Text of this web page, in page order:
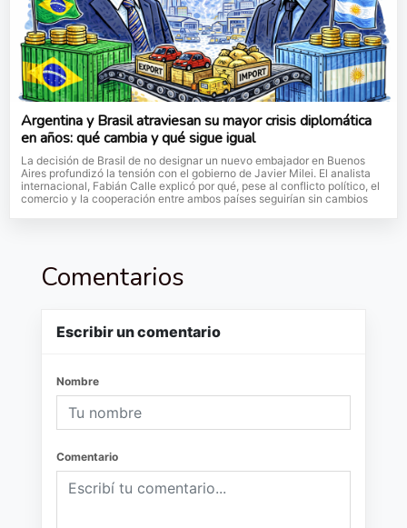
Argentina y Brasil atraviesan su mayor crisis diplomática
en años: qué cambia y qué sigue igual
La decisión de Brasil de no designar un nuevo embajador en Buenos
Aires profundizó la tensión con el gobierno de Javier Milei. El analista
internacional, Fabián Calle explicó por qué, pese al conflicto político, el
comercio y la cooperación entre ambos países seguirían sin cambios
Comentarios
Escribir un comentario
Nombre
Comentario